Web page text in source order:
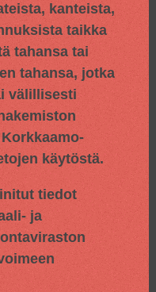
kanteista,
taikka
tahansa tai
tahansa, jotka
välillisesti
käytöstä.
tiedot
ja